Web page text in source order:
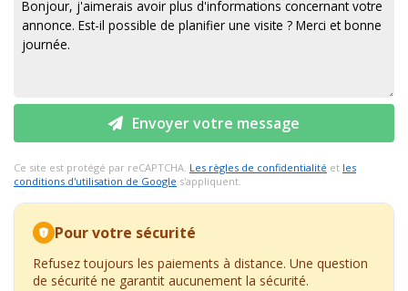
Envoyer votre message
Ce site est protégé par reCAPTCHA. Les règles de confidentialité et les
conditions d'utilisation de Google s'appliquent.
Pour votre sécurité
Refusez toujours les paiements à distance. Une question
de sécurité ne garantit aucunement la sécurité.